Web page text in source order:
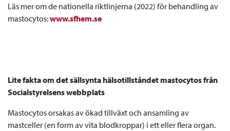
Läs mer om de nationella riktlinjerna (2022) för behandling av
mastocytos:www.sfhem.se
Lite fakta om det sällsynta hälsotillståndet mastocytos från
Socialstyrelsens webbplats
Mastocytos orsakas av ökad tillväxt och ansamling av
mastceller (en form av vita blodkroppar) i ett eller flera organ.